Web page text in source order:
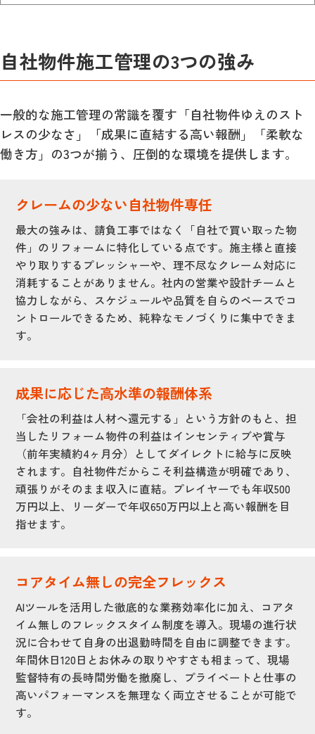
自社物件施工管理の3つの強み
一般的な施工管理の常識を覆す「自社物件ゆえのスト
レスの少なさ」「成果に直結する高い報酬」「柔軟な
働き方」の3つが揃う、圧倒的な環境を提供します。
クレームの少ない自社物件専任
最大の強みは、請負工事ではなく「自社で買い取った物
件」のリフォームに特化している点です。施主様と直接
やり取りするプレッシャーや、理不尽なクレーム対応に
消耗することがありません。社内の営業や設計チームと
協力しながら、スケジュールや品質を自らのペースでコ
ントロールできるため、純粋なモノづくりに集中できま
す。
成果に応じた高水準の報酬体系
「会社の利益は人材へ還元する」という方針のもと、担
当したリフォーム物件の利益はインセンティブや賞与
（前年実績約4ヶ月分）としてダイレクトに給与に反映
されます。自社物件だからこそ利益構造が明確であり、
頑張りがそのまま収入に直結。プレイヤーでも年収500
万円以上、リーダーで年収650万円以上と高い報酬を目
指せます。
コアタイム無しの完全フレックス
AIツールを活用した徹底的な業務効率化に加え、コアタ
イム無しのフレックスタイム制度を導入。現場の進行状
況に合わせて自身の出退勤時間を自由に調整できます。
年間休日120日とお休みの取りやすさも相まって、現場
監督特有の長時間労働を撤廃し、プライベートと仕事の
高いパフォーマンスを無理なく両立させることが可能で
す。